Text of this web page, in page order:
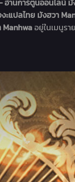
อ่านการ์ตูนออนไลน์
ะแปลไทย มังฮวา
Manhwaอยู่ในเมนูรา